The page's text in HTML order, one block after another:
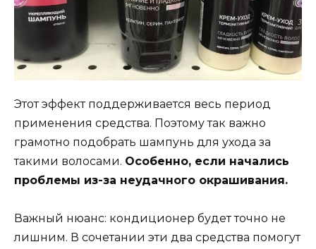
Этот эффект поддерживается весь период
применения средства. Поэтому так важно
грамотно подобрать шампунь для ухода за
такими волосами. Особенно, если начались
проблемы из-за неудачного окрашивания.
Важный нюанс: кондиционер будет точно не
лишним. В сочетании эти два средства помогут